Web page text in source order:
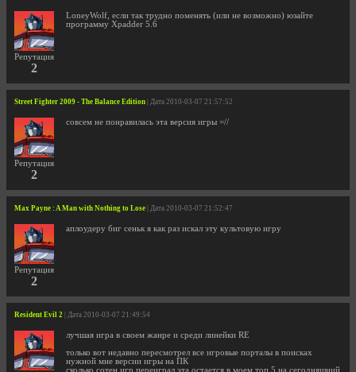
Репутация
2
LoneyWolf, если так трудно поменять (или не возможно) юзайте
программу Xpadder 5.6
Street Fighter 2009 - The Balance Edition | Дата 2010-03-07 21:57:52
Репутация
2
совсем не понравилась эта версия игры =//
Max Payne : A Man with Nothing to Lose | Дата 2010-03-07 21:52:47
Репутация
2
аплоудеру биг сеньк я как раз искал эту культовую игру
Resident Evil 2 | Дата 2010-03-07 21:49:54
лучшая игра в своем жанре и среди линейки RE
только вот недавно пересмотрел все игровые порталы в поисках
нужной мне версии игры на ПК
сколько сотен игр переиграл эта остается в моем топ 5 на сегодняшний